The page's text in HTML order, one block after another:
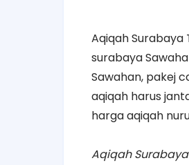
Aqiqah Surabaya
surabaya
Sawahan, pakej
aqiqah harus
harga aqiqah
Aqiqah